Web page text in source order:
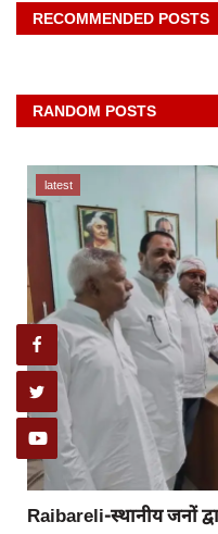
RECOMMENDED POSTS
RANDOM POSTS
latest
Raibareli-स्थानीय जनों